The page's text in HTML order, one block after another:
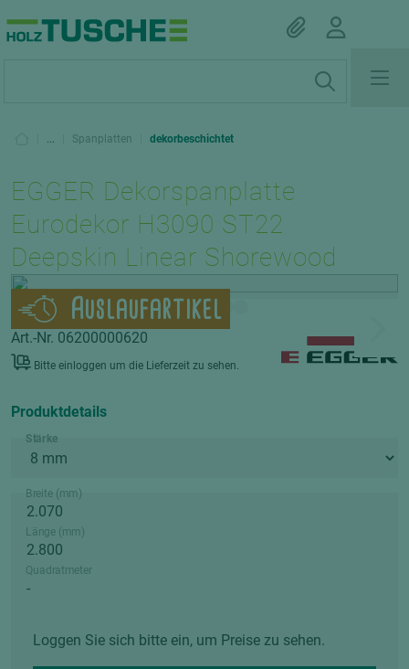
... Spanplatten dekorbeschichtet
EGGER Dekorspanplatte
Eurodekor H3090 ST22
Deepskin Linear Shorewood
Auslaufartikel
Art.-Nr. 06200000620
Bitte einloggen um die Lieferzeit zu sehen.
Produktdetails
Stärke
Breite (mm)
Länge (mm)
Quadratmeter
Loggen Sie sich bitte ein, um Preise zu sehen.